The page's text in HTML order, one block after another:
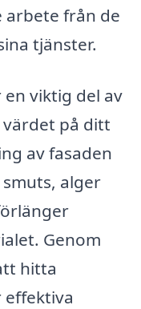
arbete från de
tjänster.
viktig del av
på ditt
av fasaden
alger
Genom
hitta
effektiva